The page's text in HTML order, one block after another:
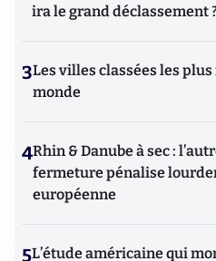
ira le grand déclassement
3Les villes classées les
monde
4Rhin & Danube à sec :
fermeture pénalise
européenne
5L’étude américaine qui